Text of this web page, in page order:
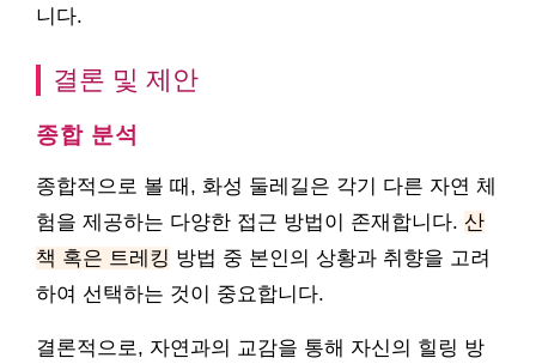
니다.
결론 및 제안
종합 분석
종합적으로 볼 때, 화성 둘레길은 각기 다른 자연 체
험을 제공하는 다양한 접근 방법이 존재합니다. 산
책 혹은 트레킹 방법 중 본인의 상황과 취향을 고려
하여 선택하는 것이 중요합니다.
결론적으로, 자연과의 교감을 통해 자신의 힐링 방